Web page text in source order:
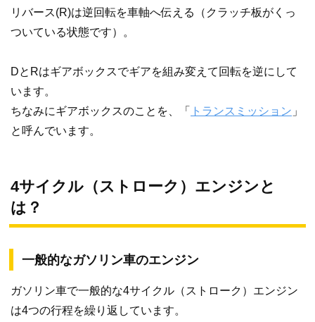
リバース(R)は逆回転を車軸へ伝える（クラッチ板がくっ
ついている状態です）。
DとRはギアボックスでギアを組み変えて回転を逆にして
います。
ちなみにギアボックスのことを、「
トランスミッション 」
と呼んでいます。
4サイクル（ストローク）エンジンと
は？
一般的なガソリン車のエンジン
ガソリン車で一般的な4サイクル（ストローク）エンジン
は4つの行程を繰り返しています。